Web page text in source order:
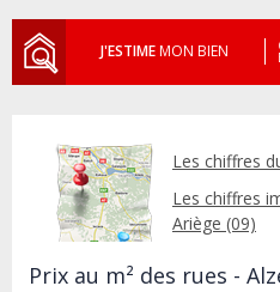
J'ESTIMEMON BIEN
Les chiffres
Les chiffres
Ariège (09)
Prix au m² des rues -